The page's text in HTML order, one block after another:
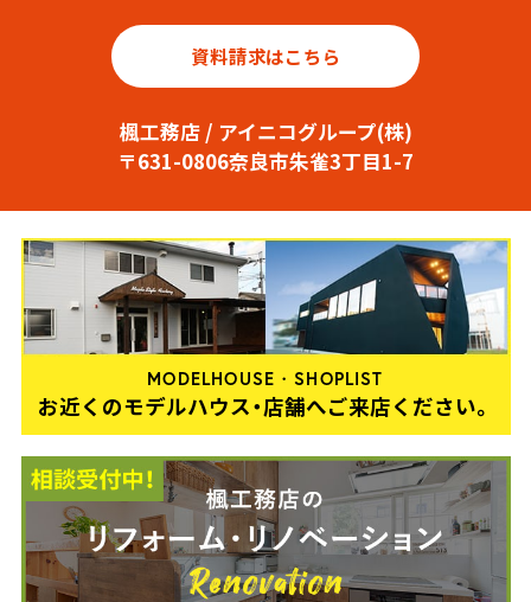
資料請求はこちら
楓工務店 / アイニコグループ(株)
〒631-0806奈良市朱雀3丁目1-7
MODELHOUSE・SHOPLIST
お近くのモデルハウス・店舗へご来店ください。